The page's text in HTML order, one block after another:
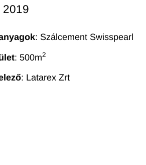
2019
: Szálcement Swisspearl
: 500m2
: Latarex Zrt